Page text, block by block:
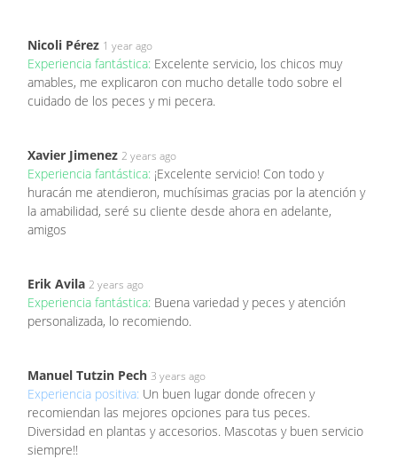
Nicoli Pérez 1 year ago
Experiencia fantástica: Excelente servicio, los chicos muy
amables, me explicaron con mucho detalle todo sobre el
cuidado de los peces y mi pecera.
Xavier Jimenez 2 years ago
Experiencia fantástica: ¡Excelente servicio! Con todo y
huracán me atendieron, muchísimas gracias por la atención y
la amabilidad, seré su cliente desde ahora en adelante,
amigos
Erik Avila 2 years ago
Experiencia fantástica: Buena variedad y peces y atención
personalizada, lo recomiendo.
Manuel Tutzin Pech 3 years ago
Experiencia positiva: Un buen lugar donde ofrecen y
recomiendan las mejores opciones para tus peces.
Diversidad en plantas y accesorios. Mascotas y buen servicio
siempre!!